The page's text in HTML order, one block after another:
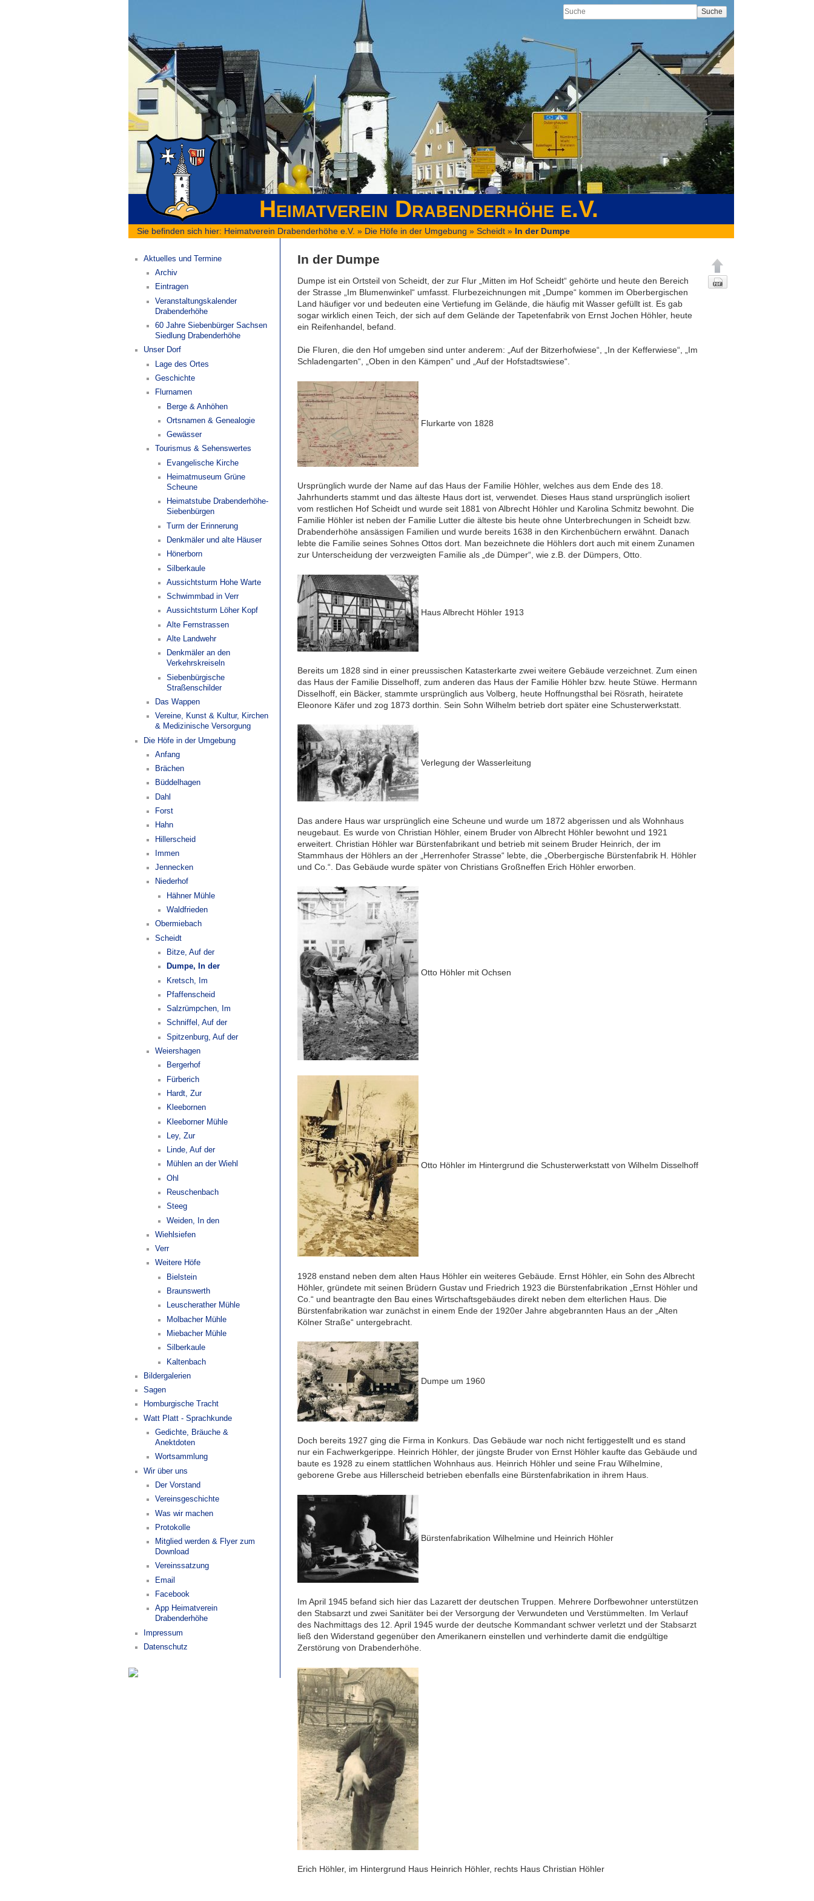
Heimatverein Drabenderhöhe e.V.
Suche
Sie befinden sich hier: Heimatverein Drabenderhöhe e.V. » Die Höfe in der Umgebung » Scheidt » In der Dumpe
Aktuelles und Termine
Archiv
Eintragen
Veranstaltungskalender
Drabenderhöhe
60 Jahre Siebenbürger Sachsen
Siedlung Drabenderhöhe
Unser Dorf
Lage des Ortes
Geschichte
Flurnamen
Berge & Anhöhen
Ortsnamen & Genealogie
Gewässer
Tourismus & Sehenswertes
Evangelische Kirche
Heimatmuseum Grüne
Scheune
Heimatstube Drabenderhöhe-
Siebenbürgen
Turm der Erinnerung
Denkmäler und alte Häuser
Hönerborn
Silberkaule
Aussichtsturm Hohe Warte
Schwimmbad in Verr
Aussichtsturm Löher Kopf
Alte Fernstrassen
Alte Landwehr
Denkmäler an den
Verkehrskreiseln
Siebenbürgische
Straßenschilder
Das Wappen
Vereine, Kunst & Kultur, Kirchen
& Medizinische Versorgung
Die Höfe in der Umgebung
Anfang
Brächen
Büddelhagen
Dahl
Forst
Hahn
Hillerscheid
Immen
Jennecken
Niederhof
Hähner Mühle
Waldfrieden
Obermiebach
Scheidt
Bitze, Auf der
Dumpe, In der
Kretsch, Im
Pfaffenscheid
Salzrümpchen, Im
Schniffel, Auf der
Spitzenburg, Auf der
Weiershagen
Bergerhof
Fürberich
Hardt, Zur
Kleebornen
Kleeborner Mühle
Ley, Zur
Linde, Auf der
Mühlen an der Wiehl
Ohl
Reuschenbach
Steeg
Weiden, In den
Wiehlsiefen
Verr
Weitere Höfe
Bielstein
Braunswerth
Leuscherather Mühle
Molbacher Mühle
Miebacher Mühle
Silberkaule
Kaltenbach
Bildergalerien
Sagen
Homburgische Tracht
Watt Platt - Sprachkunde
Gedichte, Bräuche &
Anektdoten
Wortsammlung
Wir über uns
Der Vorstand
Vereinsgeschichte
Was wir machen
Protokolle
Mitglied werden & Flyer zum
Download
Vereinssatzung
Email
Facebook
App Heimatverein
Drabenderhöhe
Impressum
Datenschutz
In der Dumpe
Dumpe ist ein Ortsteil von Scheidt, der zur Flur „Mitten im Hof Scheidt“ gehörte und heute den Bereich
der Strasse „Im Blumenwinkel“ umfasst. Flurbezeichnungen mit „Dumpe“ kommen im Oberbergischen
Land häufiger vor und bedeuten eine Vertiefung im Gelände, die häufig mit Wasser gefüllt ist. Es gab
sogar wirklich einen Teich, der sich auf dem Gelände der Tapetenfabrik von Ernst Jochen Höhler, heute
ein Reifenhandel, befand.
Die Fluren, die den Hof umgeben sind unter anderem: „Auf der Bitzerhofwiese“, „In der Kefferwiese“, „Im
Schladengarten“, „Oben in den Kämpen“ und „Auf der Hofstadtswiese“.
Flurkarte von 1828
Ursprünglich wurde der Name auf das Haus der Familie Höhler, welches aus dem Ende des 18.
Jahrhunderts stammt und das älteste Haus dort ist, verwendet. Dieses Haus stand ursprünglich isoliert
vom restlichen Hof Scheidt und wurde seit 1881 von Albrecht Höhler und Karolina Schmitz bewohnt. Die
Familie Höhler ist neben der Familie Lutter die älteste bis heute ohne Unterbrechungen in Scheidt bzw.
Drabenderhöhe ansässigen Familien und wurde bereits 1638 in den Kirchenbüchern erwähnt. Danach
lebte die Familie seines Sohnes Ottos dort. Man bezeichnete die Höhlers dort auch mit einem Zunamen
zur Unterscheidung der verzweigten Familie als „de Dümper“, wie z.B. der Dümpers, Otto.
Haus Albrecht Höhler 1913
Bereits um 1828 sind in einer preussischen Katasterkarte zwei weitere Gebäude verzeichnet. Zum einen
das Haus der Familie Disselhoff, zum anderen das Haus der Familie Höhler bzw. heute Stüwe. Hermann
Disselhoff, ein Bäcker, stammte ursprünglich aus Volberg, heute Hoffnungsthal bei Rösrath, heiratete
Eleonore Käfer und zog 1873 dorthin. Sein Sohn Wilhelm betrieb dort später eine Schusterwerkstatt.
Verlegung der Wasserleitung
Das andere Haus war ursprünglich eine Scheune und wurde um 1872 abgerissen und als Wohnhaus
neugebaut. Es wurde von Christian Höhler, einem Bruder von Albrecht Höhler bewohnt und 1921
erweitert. Christian Höhler war Bürstenfabrikant und betrieb mit seinem Bruder Heinrich, der im
Stammhaus der Höhlers an der „Herrenhofer Strasse“ lebte, die „Oberbergische Bürstenfabrik H. Höhler
und Co.“. Das Gebäude wurde später von Christians Großneffen Erich Höhler erworben.
Otto Höhler mit Ochsen
Otto Höhler im Hintergrund die Schusterwerkstatt von Wilhelm Disselhoff
1928 enstand neben dem alten Haus Höhler ein weiteres Gebäude. Ernst Höhler, ein Sohn des Albrecht
Höhler, gründete mit seinen Brüdern Gustav und Friedrich 1923 die Bürstenfabrikation „Ernst Höhler und
Co.“ und beantragte den Bau eines Wirtschaftsgebäudes direkt neben dem elterlichen Haus. Die
Bürstenfabrikation war zunächst in einem Ende der 1920er Jahre abgebrannten Haus an der „Alten
Kölner Straße“ untergebracht.
Dumpe um 1960
Doch bereits 1927 ging die Firma in Konkurs. Das Gebäude war noch nicht fertiggestellt und es stand
nur ein Fachwerkgerippe. Heinrich Höhler, der jüngste Bruder von Ernst Höhler kaufte das Gebäude und
baute es 1928 zu einem stattlichen Wohnhaus aus. Heinrich Höhler und seine Frau Wilhelmine,
geborene Grebe aus Hillerscheid betrieben ebenfalls eine Bürstenfabrikation in ihrem Haus.
Bürstenfabrikation Wilhelmine und Heinrich Höhler
Im April 1945 befand sich hier das Lazarett der deutschen Truppen. Mehrere Dorfbewohner unterstützen
den Stabsarzt und zwei Sanitäter bei der Versorgung der Verwundeten und Verstümmelten. Im Verlauf
des Nachmittags des 12. April 1945 wurde der deutsche Kommandant schwer verletzt und der Stabsarzt
ließ den Widerstand gegenüber den Amerikanern einstellen und verhinderte damit die endgültige
Zerstörung von Drabenderhöhe.
Erich Höhler, im Hintergrund Haus Heinrich Höhler, rechts Haus Christian Höhler